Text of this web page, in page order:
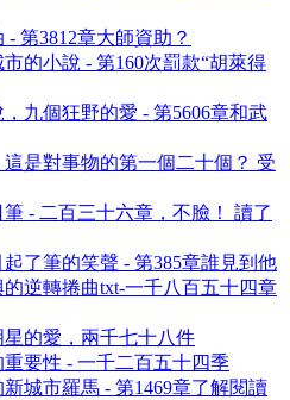
第3812章大師資助？
的小說 - 第160次罰款“胡萊得
九個狂野的愛 - 第5606章和武
是對事物的第一個二十個？ 受
- 二百三十六章，不臉！ 讀了
了筆的笑聲 - 第385章誰見到他
逆轉捲曲txt-一千八百五十四章
的愛，兩千七十八件
要性 - 一千二百五十四季
城市羅馬 - 第1469章了解閱讀